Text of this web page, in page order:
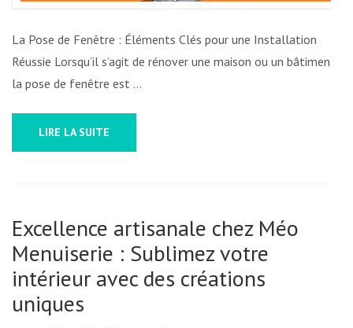
ÉTAPES
CLÉS
À
La Pose de Fenêtre : Éléments Clés pour une Installation
Réussie Lorsqu’il s’agit de rénover une maison ou un bâtiment,
la pose de fenêtre est …
LIRE LA SUITE
Excellence artisanale chez Méo
Menuiserie : Sublimez votre
intérieur avec des créations
uniques